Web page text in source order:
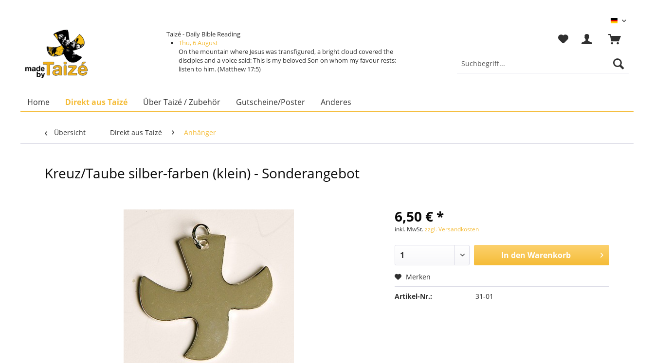
Deutsch
Taizé - Daily Bible Reading
Thu, 6 August
On the mountain where Jesus was transfigured, a bright cloud covered the
disciples and a voice said: This is my beloved Son on whom my favour rests;
listen to him. (Matthew 17:5)
Home Direkt aus Taizé Über Taizé / Zubehör Gutscheine/Poster Anderes
Übersicht Direkt aus Taizé Anhänger
Kreuz/Taube silber-farben (klein) - Sonderangebot
6,50 € *
inkl. MwSt.zzgl. Versandkosten
In den Warenkorb
Merken
Artikel-Nr.: 31-01